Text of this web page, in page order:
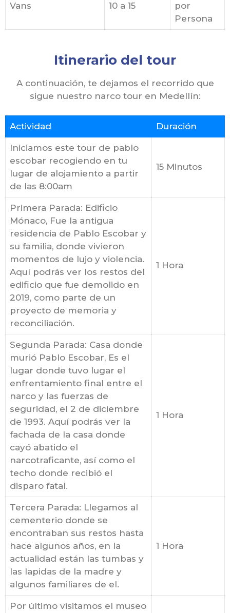
Vans 10 a 15
por
Persona
Itinerario del tour
A continuación, te dejamos el recorrido que
sigue nuestro narco tour en Medellín:
Actividad Duración
Iniciamos este tour de pablo
escobar recogiendo en tu
lugar de alojamiento a partir
de las 8:00am
15 Minutos
Primera Parada: Edificio
Mónaco, Fue la antigua
residencia de Pablo Escobar y
su familia, donde vivieron
momentos de lujo y violencia.
Aquí podrás ver los restos del
edificio que fue demolido en
2019, como parte de un
proyecto de memoria y
reconciliación.
1 Hora
Segunda Parada: Casa donde
murió Pablo Escobar, Es el
lugar donde tuvo lugar el
enfrentamiento final entre el
narco y las fuerzas de
seguridad, el 2 de diciembre
de 1993. Aquí podrás ver la
fachada de la casa donde
cayó abatido el
narcotraficante, así como el
techo donde recibió el
disparo fatal.
1 Hora
Tercera Parada: Llegamos al
cementerio donde se
encontraban sus restos hasta
hace algunos años, en la
actualidad están las tumbas y
las lapidas de la madre y
algunos familiares de el.
1 Hora
Por último visitamos el museo